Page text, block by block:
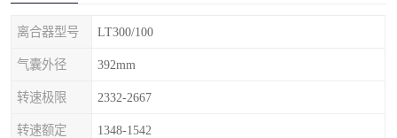
离合器型号 LT300/100
气囊外径 392mm
转速极限 2332-2667
转速额定 1348-1542